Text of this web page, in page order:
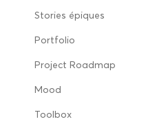
Stories épiques
Portfolio
Project Roadmap
Mood
Toolbox